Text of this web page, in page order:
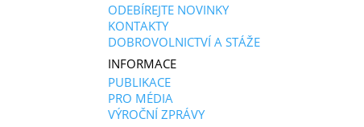
ODEBÍREJTE NOVINKY
KONTAKTY
DOBROVOLNICTVÍ A STÁŽE
INFORMACE
PUBLIKACE
PRO MÉDIA
VÝROČNÍ ZPRÁVY